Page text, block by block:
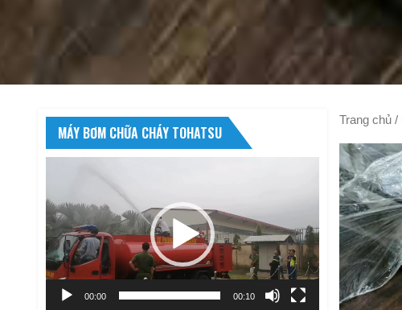
Trang chủ /
MÁY BƠM CHỮA CHÁY TOHATSU
Video
00:00 00:10